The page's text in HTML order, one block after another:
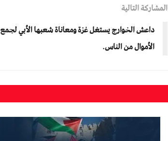
المشاركة التالية
داعش الخوارج يستغل غزة ومعاناة شعبها الأبي لجمع
الأموال من الناس.